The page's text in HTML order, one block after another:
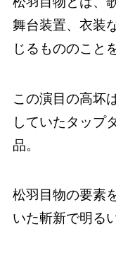
舞台装置、衣装
じるもののこと
この演目の高坏
していたタップ
品。
松羽目物の要素
いた斬新で明る